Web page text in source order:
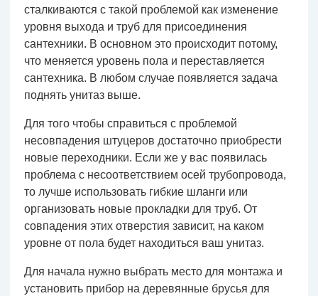
сталкиваются с такой проблемой как изменение
уровня выхода и труб для присоединения
сантехники. В основном это происходит потому,
что меняется уровень пола и переставляется
сантехника. В любом случае появляется задача
поднять унитаз выше.
Для того чтобы справиться с проблемой
несовпадения штуцеров достаточно приобрести
новые переходники. Если же у вас появилась
проблема с несоответствием осей трубопровода,
то лучше использовать гибкие шланги или
организовать новые прокладки для труб. От
совпадения этих отверстия зависит, на каком
уровне от пола будет находиться ваш унитаз.
Для начала нужно выбрать место для монтажа и
установить прибор на деревянные брусья для